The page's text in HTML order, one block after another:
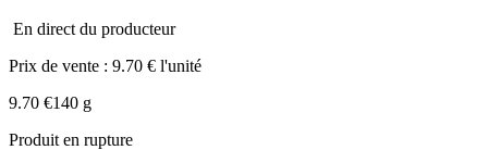
En direct du producteur
Prix de vente : 9.70 € l'unité
9.70 €140 g
Produit en rupture